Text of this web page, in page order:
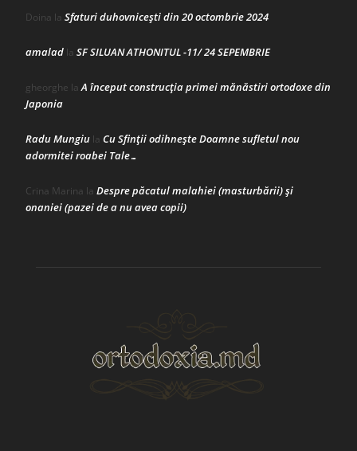
Doina la Sfaturi duhovnicești din 20 octombrie 2024
amalad la SF SILUAN ATHONITUL -11/ 24 SEPEMBRIE
gheorghe laA început construcţia primei mănăstiri ortodoxe din
Japonia
Radu Mungiu la Cu Sfinții odihnește Doamne sufletul nou
adormitei roabei Tale…
Crina Marina la Despre păcatul malahiei (masturbării) şi
onaniei (pazei de a nu avea copii)